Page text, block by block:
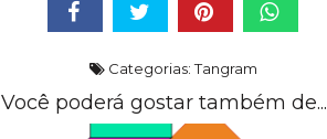
Categorias:Tangram
Você poderá gostar também de...